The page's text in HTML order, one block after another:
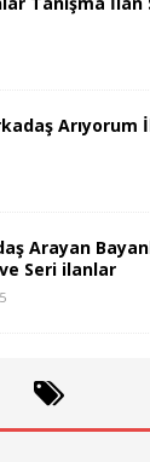
Arıyorum
Arayan
Seri ilanlar